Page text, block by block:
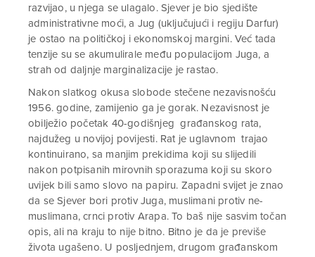
razvijao, u njega se ulagalo. Sjever je bio sjedište
administrativne moći, a Jug (uključujući i regiju Darfur)
je ostao na političkoj i ekonomskoj margini. Već tada
tenzije su se akumulirale među populacijom Juga, a
strah od daljnje marginalizacije je rastao.
Nakon slatkog okusa slobode stečene nezavisnošću
1956. godine, zamijenio ga je gorak. Nezavisnost je
obilježio početak 40-godišnjeg građanskog rata,
najdužeg u novijoj povijesti. Rat je uglavnom trajao
kontinuirano, sa manjim prekidima koji su slijedili
nakon potpisanih mirovnih sporazuma koji su skoro
uvijek bili samo slovo na papiru. Zapadni svijet je znao
da se Sjever bori protiv Juga, muslimani protiv ne-
muslimana, crnci protiv Arapa. To baš nije sasvim točan
opis, ali na kraju to nije bitno. Bitno je da je previše
života ugašeno. U posljednjem, drugom građanskom